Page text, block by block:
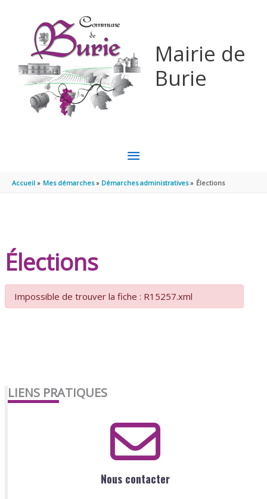
Mairie de
Burie
MENU
PRINCIPAL
Accueil Mes démarches Démarches administratives Élections
Élections
Impossible de trouver la fiche : R15257.xml
LIENS PRATIQUES
Nous contacter